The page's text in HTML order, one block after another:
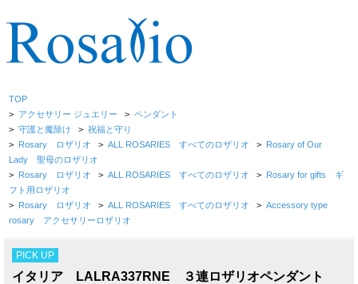
TOP
> アクセサリー ジュエリー > ペンダント
> 守護と魔除け > 祝福と守り
> Rosary ロザリオ > ALL ROSARIES すべてのロザリオ > Rosary of Our
Lady 聖母のロザリオ
> Rosary ロザリオ > ALL ROSARIES すべてのロザリオ > Rosary for gifts ギ
フト用ロザリオ
> Rosary ロザリオ > ALL ROSARIES すべてのロザリオ > Accessory type
rosary アクセサリーロザリオ
PICK UP
イタリア LALRA337RNE ３連ロザリオペンダント